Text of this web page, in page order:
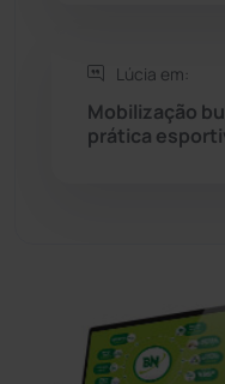
Tecnologia
Lúcia em:
Mobilização
prática